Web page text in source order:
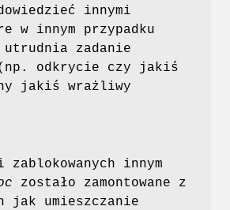
innymi
w innym przypadku
zadanie
(np. odkrycie czy jakiś
jakiś wrażliwy
innym
zostało zamontowane z
jak umieszczanie